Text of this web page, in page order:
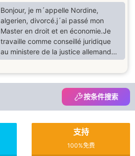
Bonjour, je m´appelle Nordine,
algerien, divorcé.j´ai passé mon
Master en droit et en économie.Je
travaille comme conseillé juridique
au ministere de la justice allemande.
Je suis un homme qui fait ce qu´il dit
et il dit ce qu´il fait. Le reste a
découvrir!!
按条件搜索
支持
100%免费